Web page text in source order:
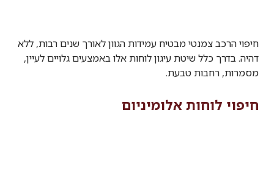
חיפוי הרכב צמנטי מבטיח עמידות הגוון לאורך שנים רבות, ללא
דהיה. בדרך כלל שיטת עיגון לוחות אלו באמצעים גלויים לעיין,
מסמרות, רחבות טבעת.
חיפוי לוחות אלומיניום